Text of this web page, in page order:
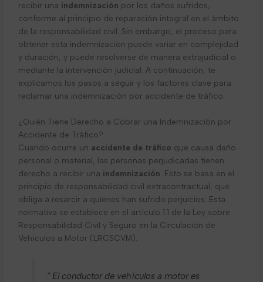
recibir una indemnización por los daños sufridos,
conforme al principio de reparación integral en el ámbito
de la responsabilidad civil. Sin embargo, el proceso para
obtener esta indemnización puede variar en complejidad
y duración, y puede resolverse de manera extrajudicial o
mediante la intervención judicial. A continuación, te
explicamos los pasos a seguir y los factores clave para
reclamar una indemnización por accidente de tráfico.
¿Quién Tiene Derecho a Cobrar una Indemnización por
Accidente de Tráfico?
Cuando ocurre un accidente de tráfico que causa daño
personal o material, las personas perjudicadas tienen
derecho a recibir una indemnización. Esto se basa en el
principio de responsabilidad civil extracontractual, que
obliga a resarcir a quienes han sufrido perjuicios. Esta
normativa se establece en el artículo 1.1 de la Ley sobre
Responsabilidad Civil y Seguro en la Circulación de
Vehículos a Motor (LRCSCVM).
“ El conductor de vehículos a motor es